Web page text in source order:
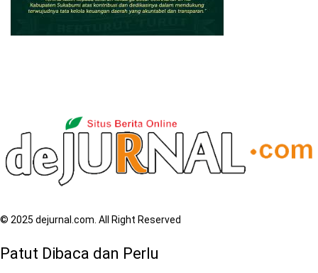
© 2025 dejurnal.com. All Right Reserved
Patut Dibaca dan Perlu